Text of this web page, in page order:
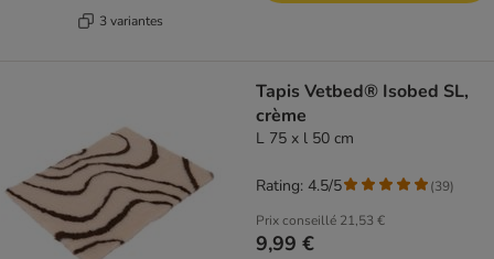
3 variantes
Tapis Vetbed® Isobed SL,
crème
L 75 x l 50 cm
Prix conseillé 21,53 €
9,99 €
Rating: 4.5/5 (39)